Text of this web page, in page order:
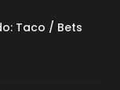
Taco / Bets